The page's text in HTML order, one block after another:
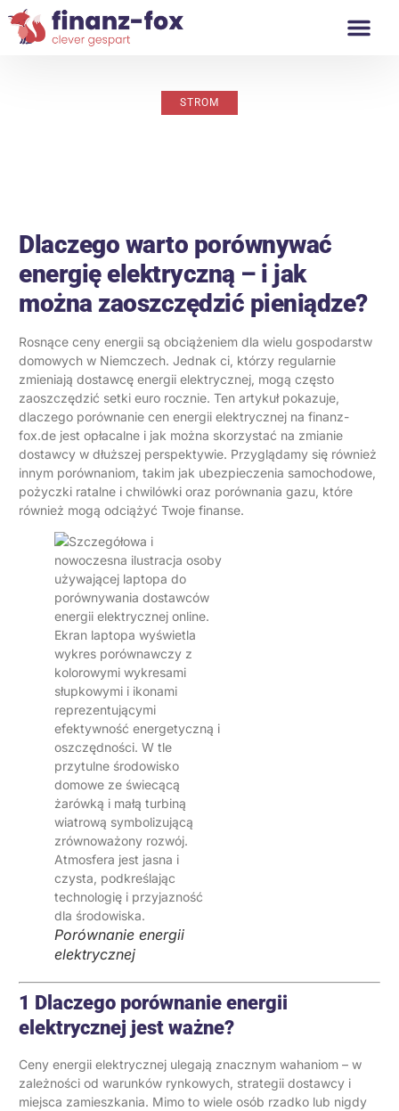
STROM
Dlaczego warto porównywać
energię elektryczną – i jak
można zaoszczędzić pieniądze?
Rosnące ceny energii są obciążeniem dla wielu gospodarstw
domowych w Niemczech. Jednak ci, którzy regularnie
zmieniają dostawcę energii elektrycznej, mogą często
zaoszczędzić setki euro rocznie. Ten artykuł pokazuje,
dlaczego porównanie cen energii elektrycznej na finanz-
fox.de jest opłacalne i jak można skorzystać na zmianie
dostawcy w dłuższej perspektywie. Przyglądamy się również
innym porównaniom, takim jak ubezpieczenia samochodowe,
pożyczki ratalne i chwilówki oraz porównania gazu, które
również mogą odciążyć Twoje finanse.
Porównanie energii
elektrycznej
1 Dlaczego porównanie energii
elektrycznej jest ważne?
Ceny energii elektrycznej ulegają znacznym wahaniom – w
zależności od warunków rynkowych, strategii dostawcy i
miejsca zamieszkania. Mimo to wiele osób rzadko lub nigdy